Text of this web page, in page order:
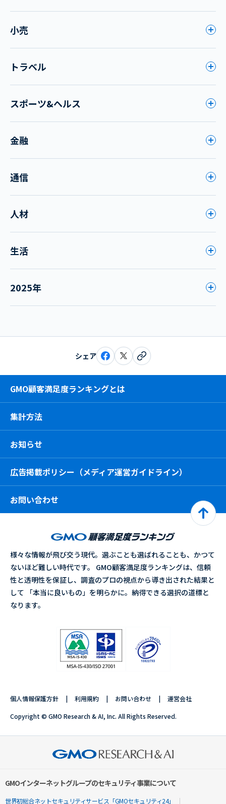
小売
トラベル
スポーツ&ヘルス
金融
通信
人材
生活
2025年
シェア
GMO顧客満足度ランキングとは
集計方法
お知らせ
広告掲載ポリシー（メディア運営ガイドライン）
お問い合わせ
様々な情報が飛び交う現代。選ぶことも選ばれることも、かつて
ないほど難しい時代です。 GMO顧客満足度ランキングは、信頼
性と透明性を保証し、調査のプロの視点から導き出された結果と
して 「本当に良いもの」を明らかに。納得できる選択の道標と
なります。
個人情報保護方針 利用規約 お問い合わせ 運営会社
Copyright © GMO Research & AI, Inc. All Rights Reserved.
GMOインターネットグループのセキュリティ事業について
世界初総合ネットセキュリティサービス「GMOセキュリティ24」